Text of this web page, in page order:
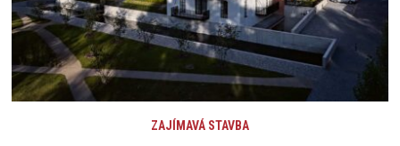
ZAJÍMAVÁ STAVBA